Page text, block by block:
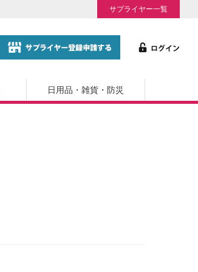
サプライヤー一覧
日用品・雑貨・防災